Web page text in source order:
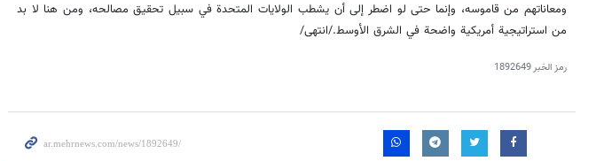
ومعاناتهم من قاموسه، وإنما حتى لو اضطر إلى أن يشطب الولايات المتحدة في سبيل تحقيق مصالحه، ومن هنا لا بد
من استراتيجية أمريكية واضحة في الشرق الأوسط./انتهى/
رمز الخبر1892649